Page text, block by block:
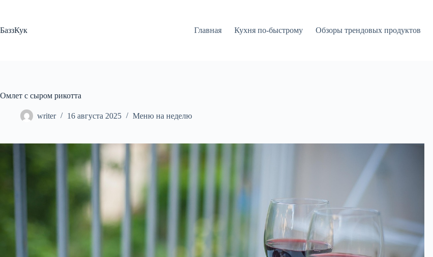
БаззКук
Главная Кухня по-быстрому Обзоры трендовых продуктов
Омлет с сыром рикотта
writer 16 августа 2025 Меню на неделю